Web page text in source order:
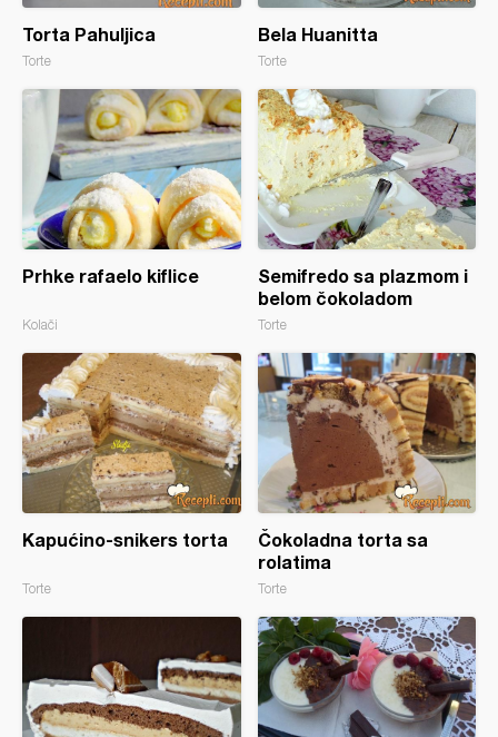
Torta Pahuljica
Torte
Bela Huanitta
Torte
Prhke rafaelo kiflice
Kolači
Semifredo sa plazmom i
belom čokoladom
Torte
Kapućino-snikers torta
Torte
Čokoladna torta sa
rolatima
Torte